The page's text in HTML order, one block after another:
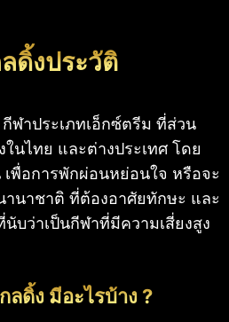
ดิ้งประวัติ
ฬาประเภทเอ็กซ์ตรีม ที่ส่วน
นไทย และต่างประเทศ โดย
เพื่อการพักผ่อนหย่อนใจ หรือจะ
านาชาติ ที่ต้องอาศัยทักษะ และ
บว่าเป็นกีฬาที่มีความเสี่ยงสูง
ดิ้ง มีอะไรบ้าง ?